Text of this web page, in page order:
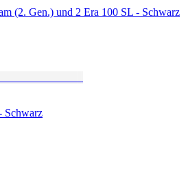
(2. Gen.) und 2 Era 100 SL - Schwarz
Schwarz